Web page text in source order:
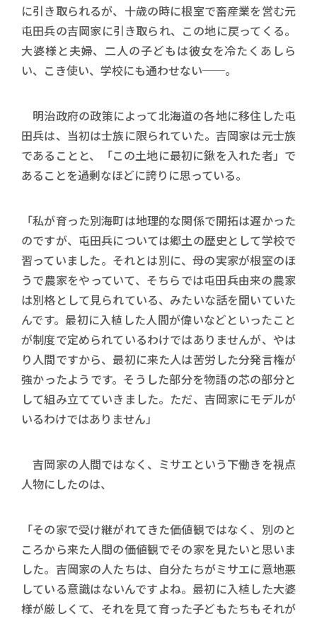
に引き取られるが、十歳の時に根室で畜産業を営む元
屯田兵の吉岡家に引き取られ、この地に戻ってくる。
大婆様と夫婦、二人の子どもは彼女を冷たくあしら
い、こき使い、学校にも通わせない──。
明治政府の政策によって北海道の各地に移住した屯
田兵は、当初は士族に限られていた。吉岡家は元士族
であることと、「この土地に最初に鍬を入れた者」で
あることを過剰なほどに誇りに思っている。
「私が育った別海町は地理的な関係で開拓は遅かった
のですが、屯田兵については郷土の歴史として学校で
習っていました。それとは別に、母の実家が根室のほ
うで農家をやっていて、そちらでは屯田兵由来の農家
は別格として見られている、みたいな話を聞いていた
んです。最初に入植した人間が偉いなどといったこと
が制度で定められているわけではありませんが、やは
り人間ですから、最初に来た人は苦労した分発言権が
強かったようです。そうした部分を物語の芯の部分と
して組み立てていきました。ただ、吉岡家にモデルが
いるわけではありません」
吉岡家の人間ではなく、ミサエという下働きを視点
人物にしたのは、
「その家で受け継がれてきた価値観ではなく、別のと
ころから来た人間の価値観でその家を見たいと思いま
した。吉岡家の人たちは、自分たちがミサエに意地悪
している意識はないんですよね。最初に入植した大婆
様が厳しくて、それを見て育った子どもたちもそれが